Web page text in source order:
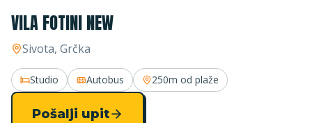
VILA FOTINI NEW
Sivota, Grčka
Studio Autobus 250m od plaže
Pošalji upit